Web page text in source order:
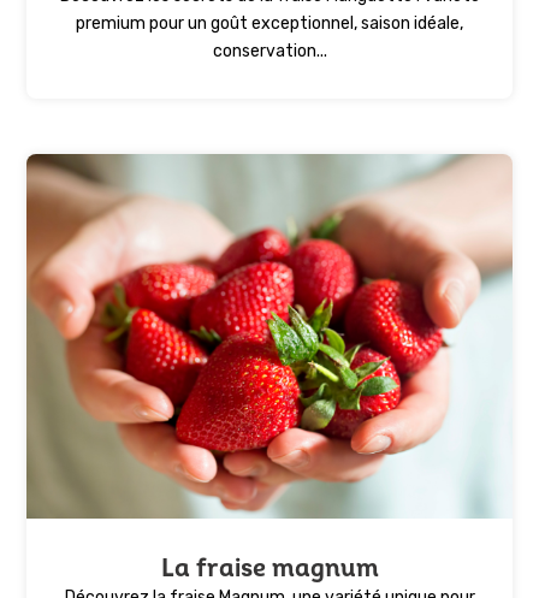
premium pour un goût exceptionnel, saison idéale,
conservation...
La fraise magnum